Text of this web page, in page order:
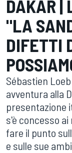
DAKAR |
"LA
DIFETTI
Sébastien
avventura alla
presentazione
s'è concesso
fare il punto
e sulle sue